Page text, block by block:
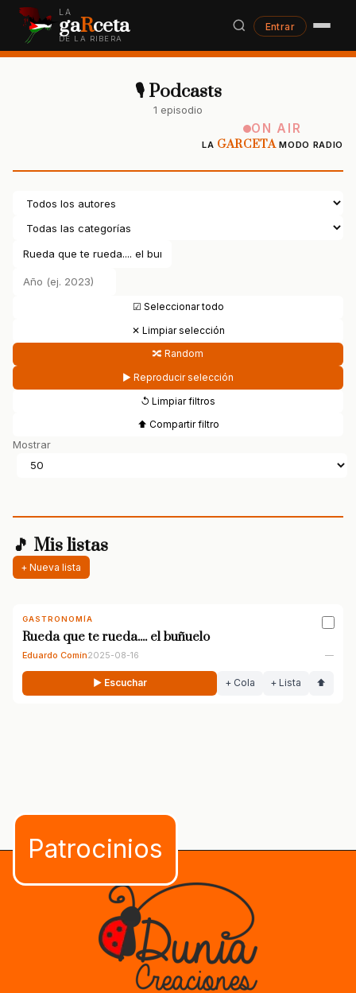
LA
gaRceta
DE LA RIBERA
Entrar
🎙 Podcasts
1 episodio
ON AIR
LA GARCETAMODO RADIO
☑ Seleccionar todo
✕ Limpiar selección
🔀 Random
▶ Reproducir selección
↺ Limpiar filtros
⬆ Compartir filtro
Mostrar
🎵 Mis listas
+ Nueva lista
GASTRONOMÍA
Rueda que te rueda.... el buñuelo
Eduardo Comín2025-08-16 —
▶ Escuchar + Cola + Lista ⬆